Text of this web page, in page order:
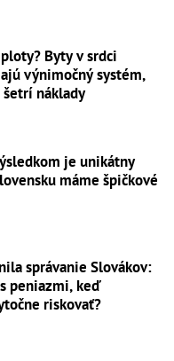
Byty v srdci
výnimočný systém,
náklady
je unikátny
máme špičkové
správanie Slovákov:
peniazmi, keď
riskovať?